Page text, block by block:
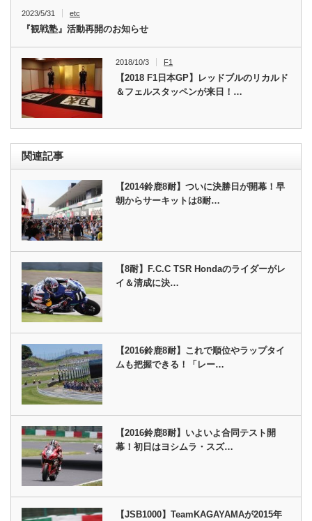
2023/5/31 etc
『観戦塾』活動再開のお知らせ
2018/10/3 F1
【2018 F1日本GP】レッドブルのリカルド
＆フェルスタッペンが来日！…
関連記事
【2014鈴鹿8耐】ついに決勝日が開幕！早
朝からサーキットは8耐…
【8耐】F.C.C TSR Hondaのライダーがレ
イ＆清成に決…
【2016鈴鹿8耐】これで順位やラップタイ
ムも把握できる！「レー…
【2016鈴鹿8耐】いよいよ合同テスト開
幕！初日はヨシムラ・スズ…
【JSB1000】TeamKAGAYAMAが2015年